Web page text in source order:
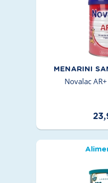
MENARINI
Novalac